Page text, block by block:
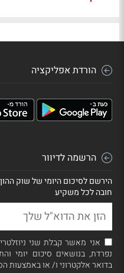
הורדת אפליקציה
הרשמה לדיוור
הירשם לסיכום היומי של שוק
חובה לכל משקיע
אני מאשר קבלת שני
נפרדת, בנושאים סיכום יומי
בדואר אלקטרוני ו/ או באמצעות